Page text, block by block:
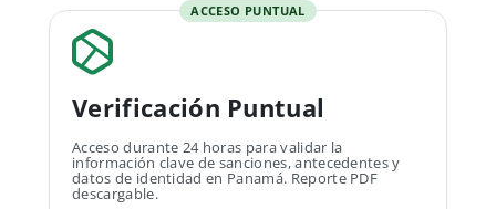
ACCESO PUNTUAL
Verificación Puntual
Acceso durante 24 horas para validar la
información clave de sanciones, antecedentes y
datos de identidad en Panamá. Reporte PDF
descargable.